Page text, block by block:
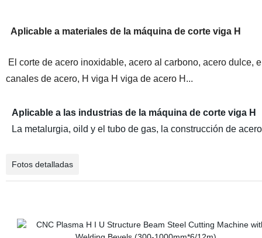
Aplicable a materiales de la máquina de corte viga H
El corte de acero inoxidable, acero al carbono, acero dulce,
canales de acero, H viga H viga de acero H...
Aplicable a las industrias de la máquina de corte viga H
La metalurgia, oild y el tubo de gas, la construcción de
Fotos detalladas